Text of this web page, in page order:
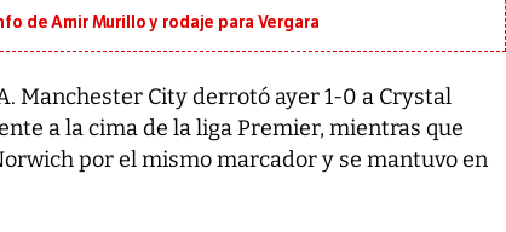
de Amir Murillo y rodaje para Vergara
Manchester City derrotó ayer 1-0 a Crystal
a la cima de la liga Premier, mientras que
por el mismo marcador y se mantuvo en